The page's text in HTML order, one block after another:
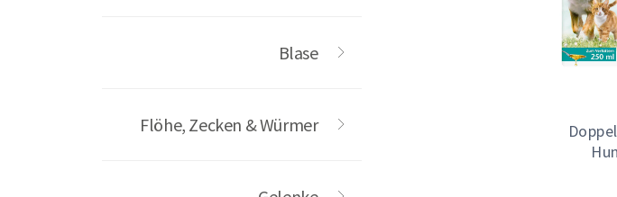
Blase
Flöhe, Zecken & Würmer